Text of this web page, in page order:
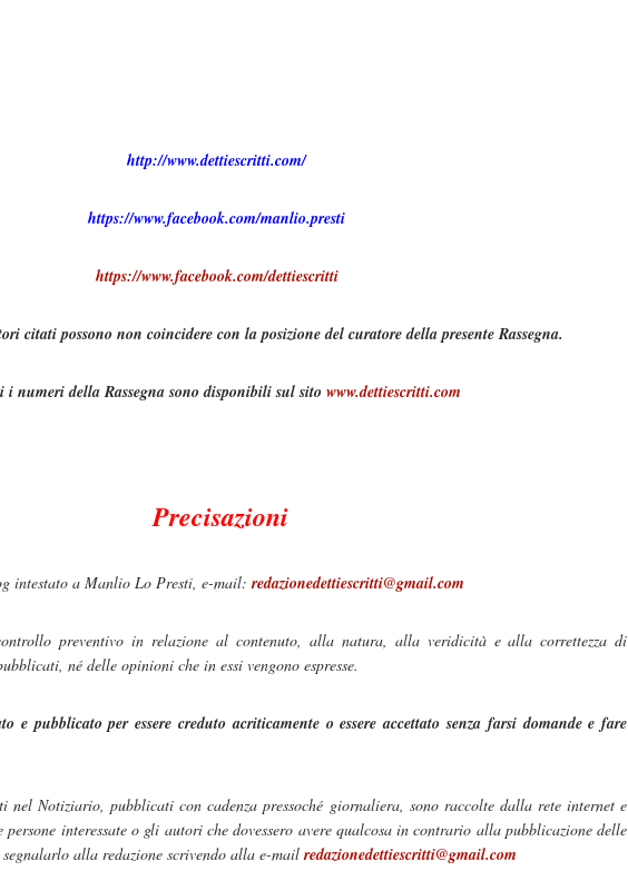
http://www.dettiescritti.com/
https://www.facebook.com/manlio.presti
https://www.facebook.com/dettiescritti
citati possono non coincidere con la posizione del curatore della presente Rassegna.
i numeri della Rassegna sono disponibili sul sito www.dettiescritti.com
Precisazioni
intestato a Manlio Lo Presti, e-mail: redazionedettiescritti@gmail.com
preventivo in relazione al contenuto, alla natura, alla veridicità e alla correttezza di
né delle opinioni che in essi vengono espresse.
e pubblicato per essere creduto acriticamente o essere accettato senza farsi domande e fare
nel Notiziario, pubblicati con cadenza pressoché giornaliera, sono raccolte dalla rete internet e
interessate o gli autori che dovessero avere qualcosa in contrario alla pubblicazione delle
alla redazione scrivendo alla e-mail redazionedettiescritti@gmail.com